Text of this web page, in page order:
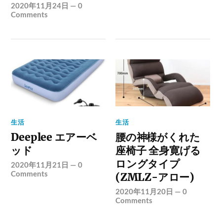
2020年11月24日 —0
Comments
生活
Deeplee エアーベ
ッド
2020年11月21日 —0
Comments
生活
腰の神様がくれた
座椅子 全身寛げる
ロングタイプ
(ZMLZ-アロー)
2020年11月20日 —0
Comments